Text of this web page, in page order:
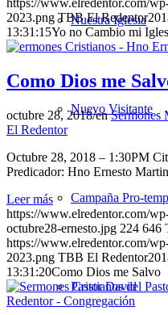
Nuestra Iglesia
Nuevo Visitante
Campaña Pro-
Pastor David
2023.png TBB El Redentor
13:31:15Yo no Cambio mi
Como Dios me
octubre 28, 2018/enSermones
El Redentor
Octubre 28, 2018 – 1:30PM
Predicador: Hno Ernesto
Leer más
https://www.elredentor.com/
octubre28-ernesto.jpg 224 646
https://www.elredentor.com/
2023.png TBB El Redentor
13:31:20Como Dios me Salvo